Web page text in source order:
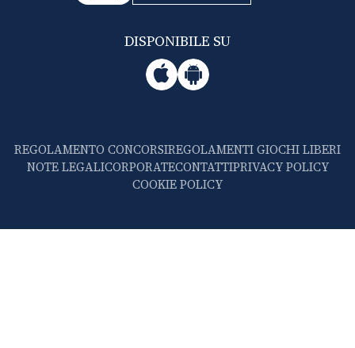
DISPONIBILE SU
REGOLAMENTO CONCORSIREGOLAMENTI GIOCHI LIBERI
NOTE LEGALICORPORATECONTATTIPRIVACY POLICY
COOKIE POLICY